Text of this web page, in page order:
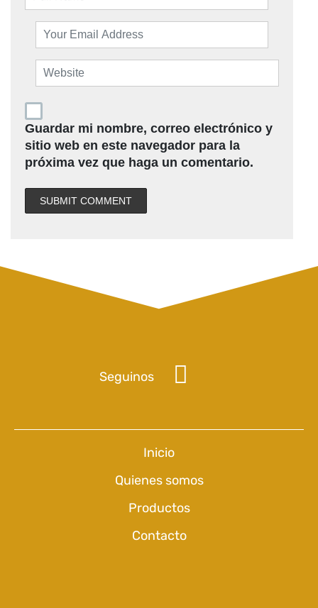
Guardar mi nombre, correo electrónico y
sitio web en este navegador para la
próxima vez que haga un comentario.
Seguinos
Inicio
Quienes somos
Productos
Contacto